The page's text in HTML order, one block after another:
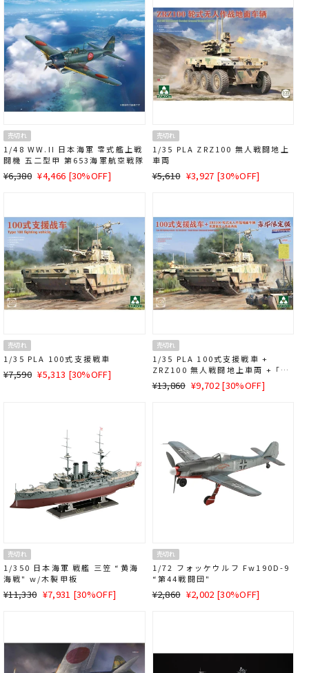
格 格
売切れ
1/48 WW.II 日本海軍 零式艦上戦
闘機 五二型甲 第653海軍航空戦隊
通
格
¥6,380 SALE
¥4,466 [30%OFF]
売切れ
1/35 PLA ZRZ100 無人戦闘地上
車両
通
格
¥5,610 SALE
¥3,927 [30%OFF]
売切れ
1/35 PLA 100式支援戦車
通
¥7,590 SALE
¥5,313 [30%OFF]
売切れ
1/35 PLA 100式支援戦車 +
ZRZ100 無人戦闘地上車両 + ｢ロ
ボットウルフ｣ 無人戦闘システム
通
¥13,860 SALE
¥9,702 [30%OFF]
売切れ
1/350 日本海軍 戦艦 三笠 “黄海
海戦" w/木製甲板
通
¥11,330 SALE
¥7,931 [30%OFF]
売切れ
1/72 フォッケウルフ Fw190D-9
“第44戦闘団"
通
¥2,860 SALE
¥2,002 [30%OFF]